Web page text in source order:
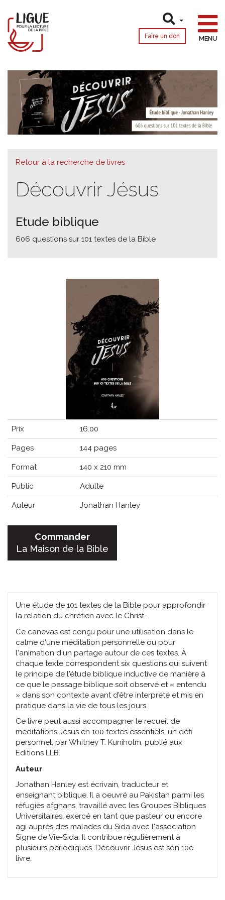
Faire un don MENU
Retour à la recherche de livres
Découvrir Jésus
Etude biblique
606 questions sur 101 textes de la Bible
Prix 16.00
Pages 144 pages
Format 140 x 210 mm
Public Adulte
Auteur Jonathan Hanley
Commander
La Maison de la Bible
Une étude de 101 textes de la Bible pour approfondir
la relation du chrétien avec le Christ.
Ce canevas est conçu pour une utilisation dans le
calme d'une méditation personnelle ou pour
l'animation d'un partage autour de ces textes. À
chaque texte correspondent six questions qui suivent
le principe de l'étude biblique inductive de manière à
ce que le passage biblique soit observé et « entendu
» dans son contexte avant d'être interprété et mis en
pratique dans la vie de tous les jours.
Ce livre peut aussi accompagner le recueil de
méditations Jésus en 100 textes essentiels, un défi
personnel, par Whitney T. Kuniholm, publié aux
Editions LLB.
Auteur
Jonathan Hanley est écrivain, traducteur et
enseignant biblique. Il a oeuvré au Pakistan parmi les
réfugiés afghans, travaillé avec les Groupes Bibliques
Universitaires, exercé en tant que pasteur ou encore
agi auprès des malades du Sida avec l'association
Signe de Vie-Sida. Il contribue régulièrement à
plusieurs périodiques. Découvrir Jésus est son 10e
livre.